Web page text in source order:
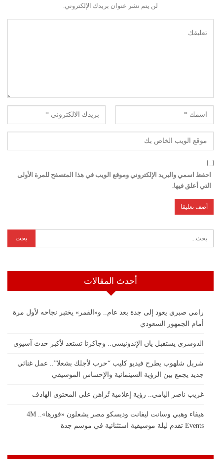
لن يتم نشر عنوان بريدك الإلكتروني.
احفظ اسمي والبريد الإلكتروني وموقع الويب في هذا المتصفح للمرة الأولى
التي أعلق فيها.
أحدث المقالات
رامي صبري يعود إلى جدة بعد عام.. و«القمر» يختبر نجاحه لأول مرة
أمام الجمهور السعودي
الدوسري يستقبل يان الإندونيسي.. وجاكرتا تستعد لأكبر حدث آسيوي
شربل شلهوب يطرح فيديو كليب “حرب لأجلك بشعلا”.. عمل غنائي
جديد يجمع بين الرؤية السينمائية والإحساس الموسيقي
غريب ناصر اليامي.. رؤية إعلامية تُراهن على المحتوى الهادف
هيفاء وهبي وسانت ليفانت وديسكو مصر يشعلون «فورها».. 4M
Events تقدم ليلة موسيقية استثنائية في موسم جدة